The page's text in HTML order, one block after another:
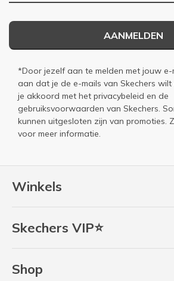
Winkels
Skechers VIP⭐
Shop
AANMELDEN
*Door jezelf aan te melden met jouw
aan dat je de e-mails van Skechers
je akkoord met het privacybeleid en de
gebruiksvoorwaarden van Skechers.
kunnen uitgesloten zijn van promoties.
voor meer informatie.